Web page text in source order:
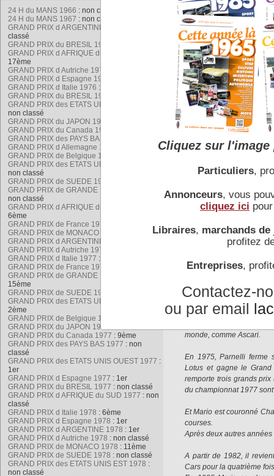
24 H du MANS 1966 : non classé
24 H du MANS 1967 : non classé
GRAND PRIX d ARGENTINE 1975
classé
GRAND PRIX du BRESIL 1975
GRAND PRIX d AFRIQUE du SUD 1975
17ème
GRAND PRIX d Autriche 1976
GRAND PRIX d Espagne 1976
GRAND PRIX d Italie 1976 : non classé
GRAND PRIX du BRESIL 1976
GRAND PRIX des ETATS UNIS OUEST 1976
non classé
GRAND PRIX du JAPON 1976
GRAND PRIX du Canada 1976
GRAND PRIX des PAYS BAS 1976
GRAND PRIX d Allemagne 1976
GRAND PRIX de Belgique 1976
GRAND PRIX des ETATS UNIS EST 1976
non classé
GRAND PRIX de SUEDE 1976
GRAND PRIX de GRANDE BRETAGNE 1976
non classé
GRAND PRIX d AFRIQUE du SUD 1976
6ème
GRAND PRIX de France 1976
GRAND PRIX de MONACO 1977
GRAND PRIX d ARGENTINE 1977
GRAND PRIX d Autriche 1977
GRAND PRIX d Italie 1977 : 1er
GRAND PRIX de France 1977
GRAND PRIX de GRANDE BRETAGNE 1977
15ème
GRAND PRIX de SUEDE 1977
GRAND PRIX des ETATS UNIS EST 1977
2ème
GRAND PRIX de Belgique 1977
GRAND PRIX du JAPON 1977
GRAND PRIX du Canada 1977 : 9ème
GRAND PRIX des PAYS BAS 1977 : non
classé
GRAND PRIX des ETATS UNIS OUEST 1977 :
1er
GRAND PRIX d Espagne 1977 : 1er
GRAND PRIX du BRESIL 1977 : non classé
GRAND PRIX d AFRIQUE du SUD 1977 : non
classé
GRAND PRIX d Italie 1978 : 6ème
GRAND PRIX d Espagne 1978 : 1er
GRAND PRIX d ARGENTINE 1978 : 1er
GRAND PRIX d Autriche 1978 : non classé
GRAND PRIX de MONACO 1978 : 11ème
GRAND PRIX de SUEDE 1978 : non classé
GRAND PRIX des ETATS UNIS EST 1978 :
non classé
Mario gravit rapidement
il est engagé par Clint
Indianapolis, avec
américain.
En 1965, il devient
prend la troisième place
En 1966, il est encore
première fois avec
mais ils abandonnent à
Sebring, sur Ford Mk IV,
Ford, il remporte les
252,400 km/h.
L'année suivante, il
de placer sa Lotus 49 en
Lotus, Match et Ferrari,
Mario s'est longtemps
et la formule 1 avant
monde, comme Ascari.
En 1975, Parnelli ferme
Lotus et gagne le
remporte trois grands
du championnat 1977
Et Mario est couronné
courses.
Après deux autres
A partir de 1982, il
Cars pour la quatrième
Cliquez sur
Particuliers,
Annonceurs, vous
cliquez ici
Libraires, marchands de
profitez
Entreprises,
Contactez-
ou par email